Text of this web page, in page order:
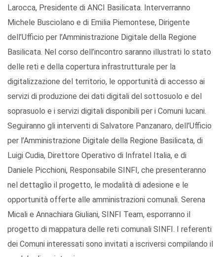
Larocca, Presidente di ANCI Basilicata. Interverranno
Michele Busciolano e di Emilia Piemontese, Dirigente
dell’Ufficio per l’Amministrazione Digitale della Regione
Basilicata. Nel corso dell’incontro saranno illustrati lo stato
delle reti e della copertura infrastrutturale per la
digitalizzazione del territorio, le opportunità di accesso ai
servizi di produzione dei dati digitali del sottosuolo e del
soprasuolo e i servizi digitali disponibili per i Comuni lucani.
Seguiranno gli interventi di Salvatore Panzanaro, dell’Ufficio
per l’Amministrazione Digitale della Regione Basilicata, di
Luigi Cudia, Direttore Operativo di Infratel Italia, e di
Daniele Picchioni, Responsabile SINFI, che presenteranno
nel dettaglio il progetto, le modalità di adesione e le
opportunità offerte alle amministrazioni comunali. Serena
Micali e Annachiara Giuliani, SINFI Team, esporranno il
progetto di mappatura delle reti comunali SINFI. I referenti
dei Comuni interessati sono invitati a iscriversi compilando il